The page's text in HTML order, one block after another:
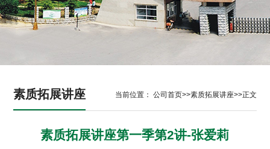
素质拓展讲座 当前位置： 公司首页>>素质拓展讲座>>正文
素质拓展讲座第一季第2讲-张爱莉